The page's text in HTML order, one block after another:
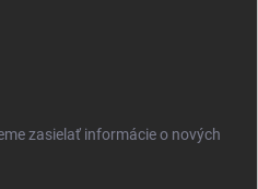
zasielať informácie o nových